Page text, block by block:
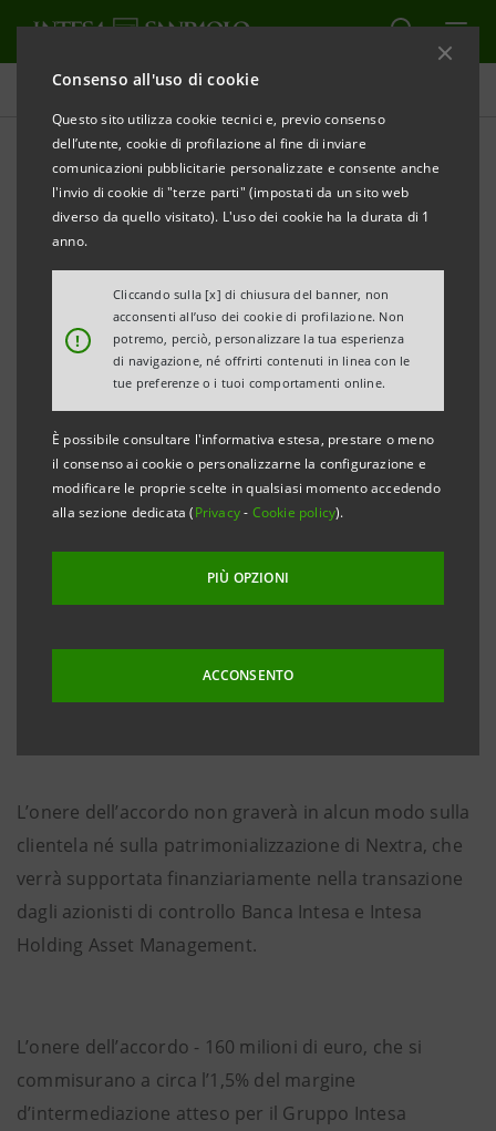
Consenso all'uso di cookie
Questo sito utilizza cookie tecnici e, previo consenso
dell’utente, cookie di profilazione al fine di inviare
comunicazioni pubblicitarie personalizzate e consente anche
l'invio di cookie di "terze parti" (impostati da un sito web
diverso da quello visitato). L'uso dei cookie ha la durata di 1
anno.
!
Cliccando sulla [x] di chiusura del banner, non
acconsenti all’uso dei cookie di profilazione. Non
potremo, perciò, personalizzare la tua esperienza
di navigazione, né offrirti contenuti in linea con le
tue preferenze o i tuoi comportamenti online.
È possibile consultare l'informativa estesa, prestare o meno
il consenso ai cookie o personalizzarne la configurazione e
modificare le proprie scelte in qualsiasi momento accedendo
alla sezione dedicata (Privacy- Cookie policy).
PIÙ OPZIONI
ACCONSENTO
Comunicati stampa
STAMPA AGGIORNA
Milano, 06 ottobre 2004
Il Consiglio di Amministrazione di Banca Intesa
riunitosi in data odierna ha approvato l’ipotesi di
accordo transattivo della controllata Nextra con il
gruppo Parmalat in merito alle obbligazioni di 300
milioni di euro nominali acquistate nel giugno-luglio
2003.
comportamenti del Gruppo e precisa di essere
addivenuta all’ipotesi di accordo al fine di evitare
qualsiasi turbamento che sarebbe potuto sorgere
nella clientela a seguito del coinvolgimento del
Gruppo in lunghe controversie giudiziarie.
L’onere dell’accordo non graverà in alcun modo sulla
clientela né sulla patrimonializzazione di Nextra, che
verrà supportata finanziariamente nella transazione
dagli azionisti di controllo Banca Intesa e Intesa
Holding Asset Management.
L’onere dell’accordo - 160 milioni di euro, che si
commisurano a circa l’1,5% del margine
d’intermediazione atteso per il Gruppo Intesa